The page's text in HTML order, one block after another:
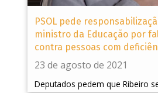
PSOL pede
ministro da Educação por
contra pessoas com
23 de agosto de 2021
Deputados pedem que Ribeiro